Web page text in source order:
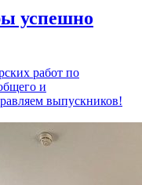
успешно
работ по
и
выпускников!